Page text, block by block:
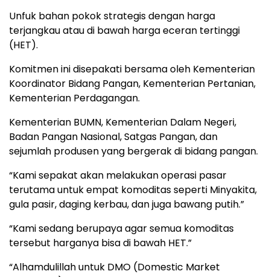
Unfuk bahan pokok strategis dengan harga
terjangkau atau di bawah harga eceran tertinggi
(HET).
Komitmen ini disepakati bersama oleh Kementerian
Koordinator Bidang Pangan, Kementerian Pertanian,
Kementerian Perdagangan.
Kementerian BUMN, Kementerian Dalam Negeri,
Badan Pangan Nasional, Satgas Pangan, dan
sejumlah produsen yang bergerak di bidang pangan.
“Kami sepakat akan melakukan operasi pasar
terutama untuk empat komoditas seperti Minyakita,
gula pasir, daging kerbau, dan juga bawang putih.”
“Kami sedang berupaya agar semua komoditas
tersebut harganya bisa di bawah HET.”
“Alhamdulillah untuk DMO (Domestic Market